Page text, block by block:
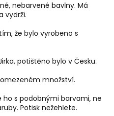
nebarvené bavlny. Má
vydrží.
že bylo vyrobeno s
potištěno bylo v Česku.
množství.
ho s podobnými barvami, ne
Potisk nežehlete.